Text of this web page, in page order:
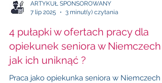
ARTYKUŁ SPONSOROWANY
7 lip 2025
3 minut(y) czytania
4 pułapki w ofertach pracy dla
opiekunek seniora w Niemczech